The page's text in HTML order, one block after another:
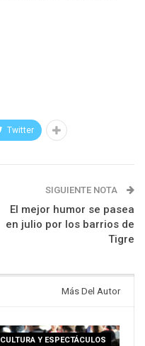
Twitter
SIGUIENTE NOTA
El mejor humor se pasea
en julio por los barrios de
Tigre
Más Del Autor
CULTURA Y ESPECTÁCULOS